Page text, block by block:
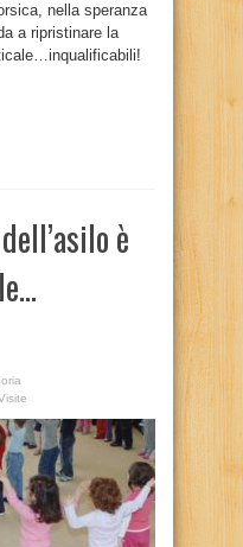
nella speranza
a ripristinare la
è